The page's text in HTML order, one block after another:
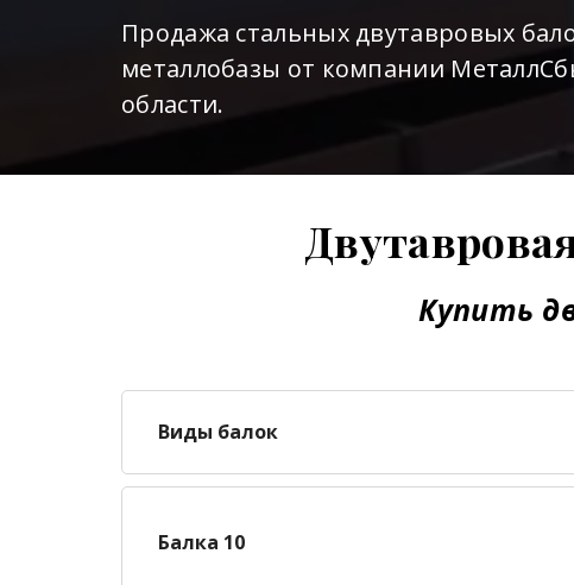
Продажа стальных двутавровых
металлобазы от компании
области.
Купить
Виды балок
Балка 10